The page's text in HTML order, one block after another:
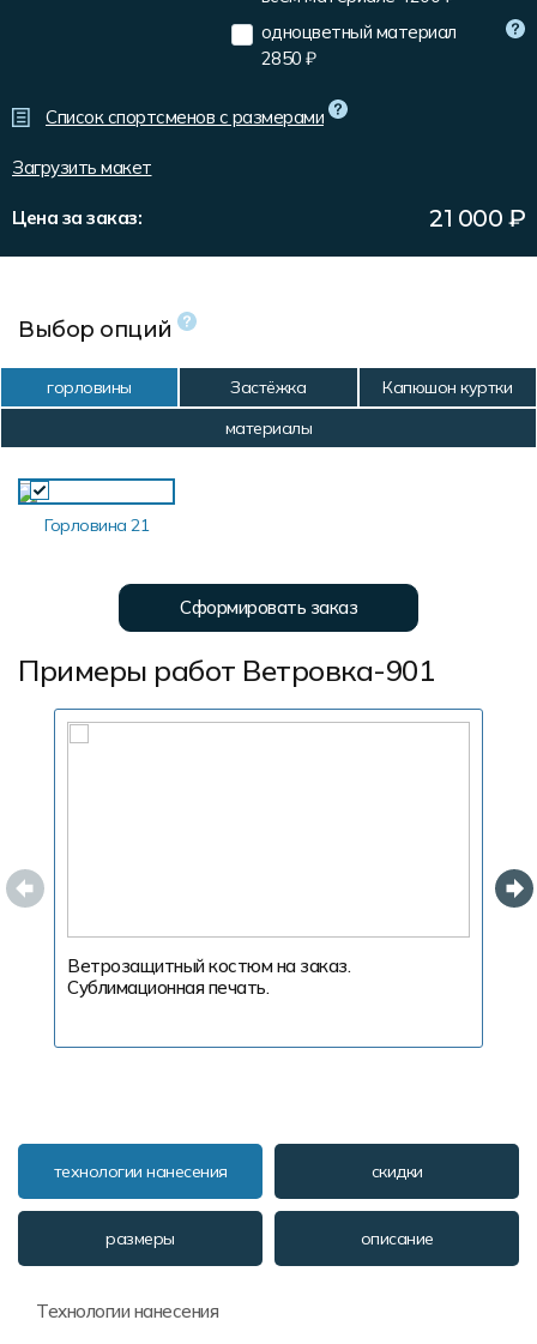
одноцветный материал
2850 ₽
Список спортсменов с размерами
Загрузить макет
Цена за заказ: 21 000 ₽
Выбор опций
Горловина 21
горловины Застёжка
Капюшон куртки
материалы
Сформировать заказ
Примеры работ Ветровка-901
Ветрозащитный костюм на заказ.
Сублимационная печать.
технологии нанесения скидки
размеры описание
Технологии нанесения
Пользовательское соглашение
Доставка